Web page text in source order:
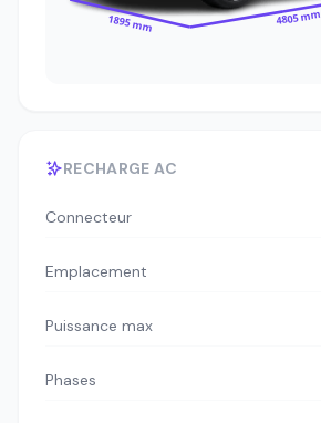
1895 mm 4805 mm
RECHARGE AC
Connecteur
Emplacement
Puissance max
Phases